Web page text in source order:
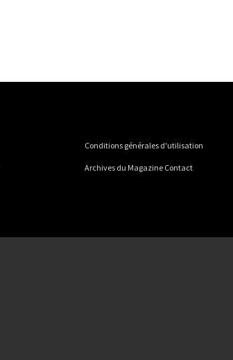
Conditions générales d'utilisation
Archives du Magazine Contact